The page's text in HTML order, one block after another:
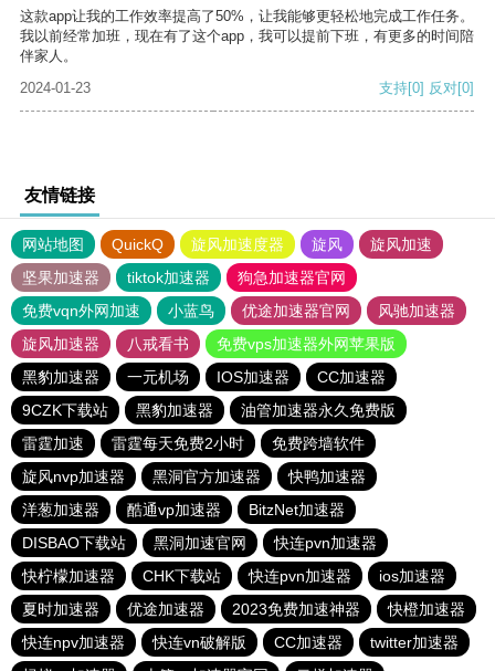
这款app让我的工作效率提高了50%，让我能够更轻松地完成工作任务。
我以前经常加班，现在有了这个app，我可以提前下班，有更多的时间陪
伴家人。
2024-01-23
支持[0] 反对[0]
友情链接
网站地图 QuickQ 旋风加速度器 旋风
旋风加速
坚果加速器
tiktok加速器
狗急加速器官网
免费vqn外网加速
小蓝鸟 优途加速器官网
风驰加速器
旋风加速器
八戒看书
免费vps加速器外网苹果版
黑豹加速器
一元机场 IOS加速器
CC加速器
9CZK下载站
黑豹加速器
油管加速器永久免费版
雷霆加速
雷霆每天免费2小时
免费跨墙软件
旋风nvp加速器
黑洞官方加速器
快鸭加速器
洋葱加速器
酷通vp加速器
BitzNet加速器
DISBAO下载站
黑洞加速官网
快连pvn加速器
快柠檬加速器
CHK下载站 快连pvn加速器
ios加速器
夏时加速器
优途加速器 2023免费加速神器
快橙加速器
快连npv加速器
快连vn破解版 CC加速器
twitter加速器